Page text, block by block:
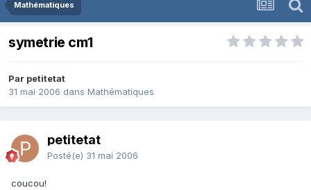
Mathématiques
symetrie cm1
Par petitetat
31 mai 2006 dans Mathématiques
petitetat
Posté(e) 31 mai 2006
coucou!